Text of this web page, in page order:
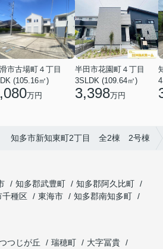
市古場町４丁目
(105.16㎡)
万円
半田市花園町４丁目
3SLDK (109.64㎡)
3,398万円
知多市新知東町2丁目 全2棟 2号棟
知多郡武豊町
知多郡阿久比町
千種区 東海市
知多郡南知多町
つじが丘 瑞穂町
大字冨貴